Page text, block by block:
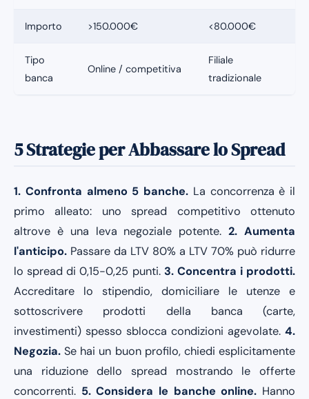
Importo >150.000€ <80.000€
Tipo
banca
Online / competitiva
Filiale
tradizionale
5 Strategie per Abbassare lo Spread
1. Confronta almeno 5 banche. La concorrenza è il
primo alleato: uno spread competitivo ottenuto
altrove è una leva negoziale potente.2. Aumenta
l'anticipo. Passare da LTV 80% a LTV 70% può ridurre
lo spread di 0,15-0,25 punti. 3. Concentra i prodotti.
Accreditare lo stipendio, domiciliare le utenze e
sottoscrivere prodotti della banca (carte,
investimenti) spesso sblocca condizioni agevolate. 4.
Negozia. Se hai un buon profilo, chiedi esplicitamente
una riduzione dello spread mostrando le offerte
concorrenti. 5. Considera le banche online. Hanno